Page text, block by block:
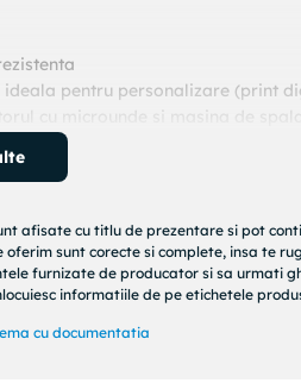
pentru personalizare (print
cu maner confortabil
Perfecta pentru cafea, ceai,
afisate cu titlu de prezentare si pot
sunt corecte si complete, insa te
furnizate de producator si sa urmati
informatiile de pe etichetele
cu documentatia